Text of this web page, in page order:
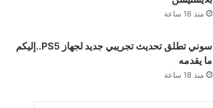
منذ 16 ساعة
سوني تطلق تحديث تجريبي جديد لجهاز PS5..إليكم
ما يقدمه
منذ 18 ساعة